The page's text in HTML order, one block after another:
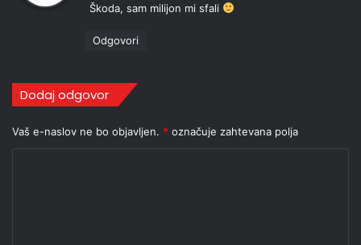
v
Škoda, sam milijon mi sfali
Odgovori
Dodaj odgovor
Vaš e-naslov ne bo objavljen. * označuje zahtevana polja